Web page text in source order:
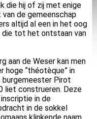
die hij of zij met enige
de gemeenschap
altijd al een in het oog
die tot het ontstaan van
aan de Weser kan men
hoge “théotèque” in
burgemeester Pirot
liet construeren. Deze
in de
in de sokkel